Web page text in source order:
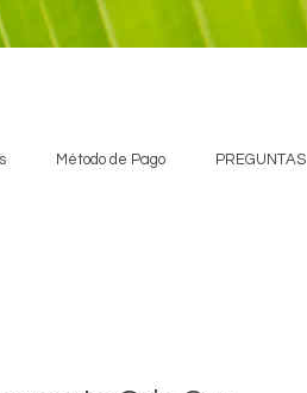
Método de Pago PREGUNTAS